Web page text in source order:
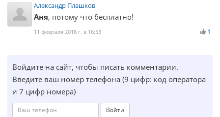
Александр Плашков
Аня, потому что бесплатно!
11 февраля 2018 г. в 16:53 1
Войдите на сайт, чтобы писать комментарии.
Введите ваш номер телефона (9 цифр: код оператора
и 7 цифр номера)
Войти